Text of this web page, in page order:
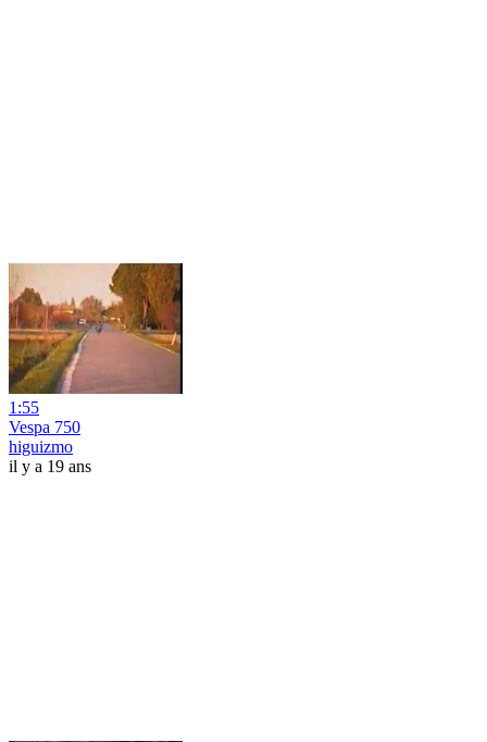
1:55
Vespa 750
higuizmo
il y a 19 ans